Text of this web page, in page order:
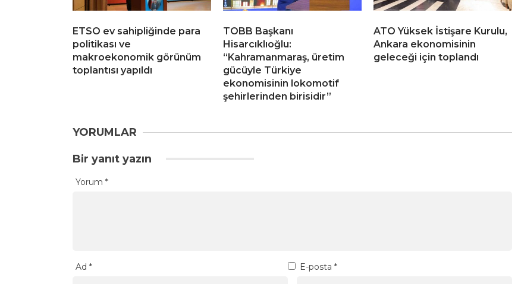
ETSO ev sahipliğinde para
politikası ve
makroekonomik görünüm
toplantısı yapıldı
TOBB Başkanı
Hisarcıklıoğlu:
“Kahramanmaraş, üretim
gücüyle Türkiye
ekonomisinin lokomotif
şehirlerinden birisidir”
ATO Yüksek İstişare Kurulu,
Ankara ekonomisinin
geleceği için toplandı
YORUMLAR
Bir yanıt yazın
Yorum *
Ad * E-posta *